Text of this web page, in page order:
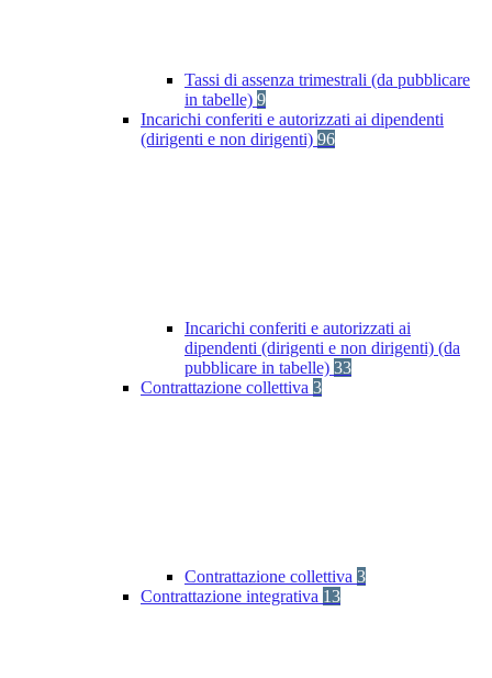
Tassi di assenza trimestrali (da pubblicare
in tabelle) 9
Incarichi conferiti e autorizzati ai dipendenti
(dirigenti e non dirigenti) 96
Incarichi conferiti e autorizzati ai
dipendenti (dirigenti e non dirigenti) (da
pubblicare in tabelle) 33
Contrattazione collettiva 3
Contrattazione collettiva 3
Contrattazione integrativa 13